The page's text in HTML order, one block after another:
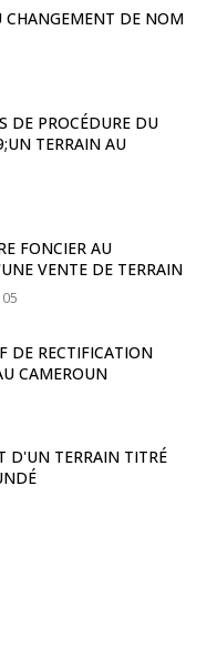
CHANGEMENT DE NOM
DE PROCÉDURE DU
TERRAIN AU
FONCIER AU
VENTE DE TERRAIN
DE RECTIFICATION
CAMEROUN
D'UN TERRAIN TITRÉ